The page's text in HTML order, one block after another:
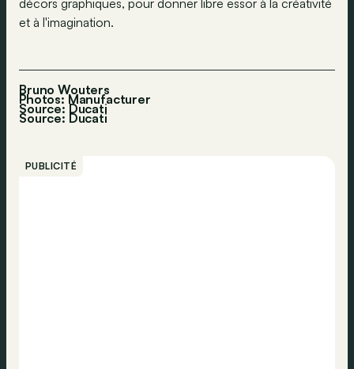
décors graphiques, pour donner libre essor à la créativité
et à l'imagination.
Bruno Wouters
Photos: Manufacturer
Source: Ducati
Source: Ducati
PUBLICITÉ